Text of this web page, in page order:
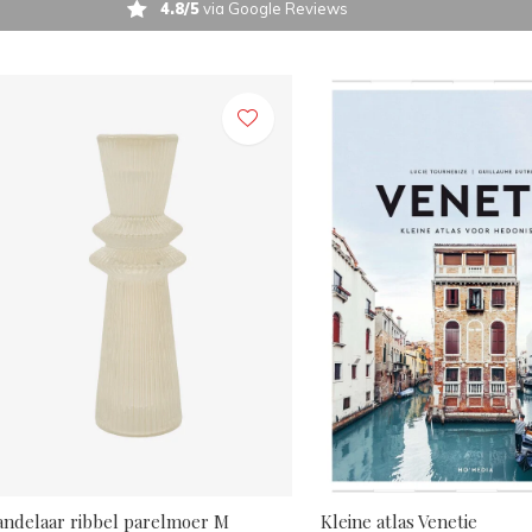
4.8/5via Google Reviews
ribbel parelmoer M Kleine atlas Venetie